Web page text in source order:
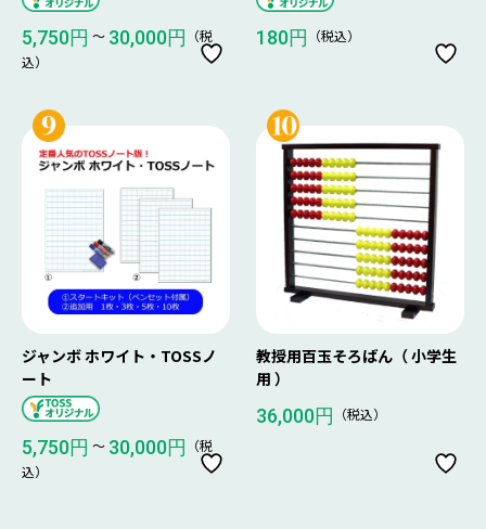
5,750円 〜 30,000円 （税
込）
180円 （税込）
ジャンボ ホワイト・TOSSノ
ート
5,750円 〜 30,000円 （税
込）
教授用百玉そろばん（ 小学生
用 ）
36,000円 （税込）